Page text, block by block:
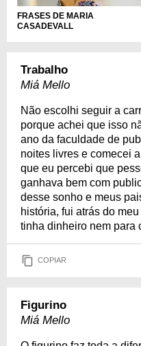
FRASES DE MARIA
CASADEVALL
Trabalho
Miá Mello
Não escolhi seguir a
porque achei que isso
ano da faculdade de
noites livres e comecei
que eu percebi que
ganhava bem com
desse sonho e meus
história, fui atrás do
tinha dinheiro nem para
COPIAR
Figurino
Miá Mello